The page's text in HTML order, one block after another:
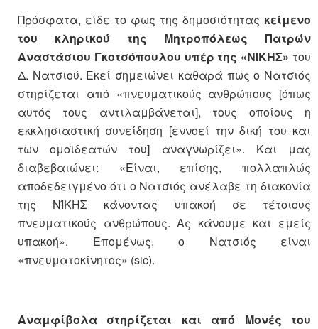
Πρόσφατα, είδε το φως της δημοσιότητας κείμενο
του κληρικού της Μητροπόλεως Πατρών
Αναστάσιου Γκοτσόπουλου υπέρ της «ΝΙΚΗΣ» του
Δ. Νατσιού. Εκεί σημειώνει καθαρά πως ο Νατσιός
στηρίζεται από «πνευματικούς ανθρώπους [όπως
αυτός τους αντιλαμβάνεται], τους οποίους η
εκκλησιαστική συνείδηση [εννοεί την δική του και
των ομοϊδεατών του] αναγνωρίζει». Και μας
διαβεβαιώνει: «Είναι, επίσης, πολλαπλώς
αποδεδειγμένο ότι ο Νατσιός ανέλαβε τη διακονία
της ΝΊΚΗΣ κάνοντας υπακοή σε τέτοιους
πνευματικούς ανθρώπους. Ας κάνουμε και εμείς
υπακοή». Επομένως, ο Νατσιός είναι
«πνευματοκίνητος» (sic).
Αναμφίβολα στηρίζεται και από Μονές του